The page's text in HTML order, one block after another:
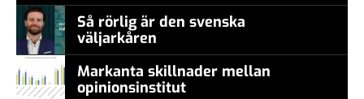
Så rörlig är den svenska
väljarkåren
Markanta skillnader mellan
opinionsinstitut